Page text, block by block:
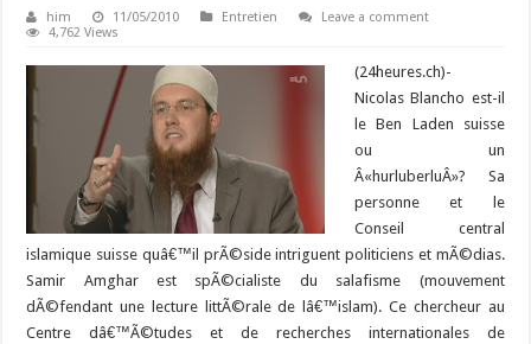
him 11/05/2010 Entretien
Leave a comment
4,762 Views
(24heures.ch)-
Nicolas Blancho est-il
le Ben Laden suisse
ou un
Â«hurluberluÂ»? Sa
personne et le
Conseil central
islamique suisse quâ€™il prÃ©side intriguent politiciens et mÃ©dias.
Samir Amghar est spÃ©cialiste du salafisme (mouvement
dÃ©fendant une lecture littÃ©rale de lâ€™islam). Ce chercheur au
Centre dâ€™Ã©tudes et de recherches internationales de